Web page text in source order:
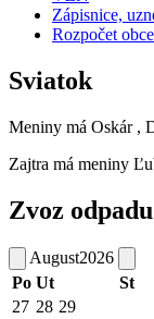
Zápisnice,
Rozpočet obce
Sviatok
Meniny má Oskár ,
Zajtra má meniny
Zvoz odpadu
August2026
Po Ut St
27 28 29